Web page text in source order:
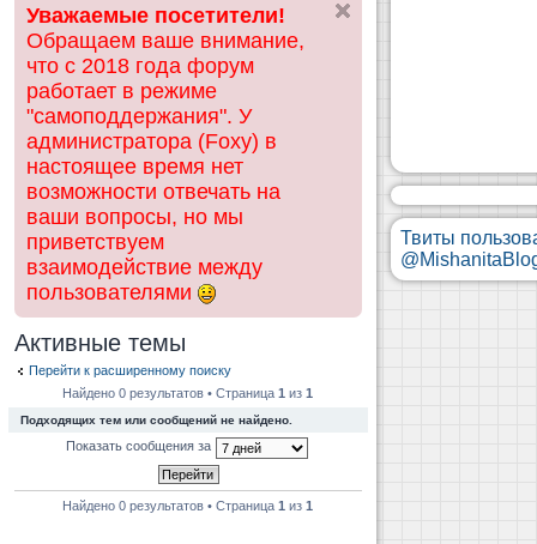
ск
Уважаемые посетители!
Обращаем ваше внимание,
что с 2018 года форум
работает в режиме
"самоподдержания". У
администратора (Foxy) в
настоящее время нет
возможности отвечать на
ваши вопросы, но мы
приветствуем
взаимодействие между
пользователями
Активные темы
Перейти к расширенному поиску
Найдено 0 результатов • Страница1 из1
Подходящих тем или сообщений не найдено.
Показать сообщения за
Найдено 0 результатов • Страница1 из1
Твиты